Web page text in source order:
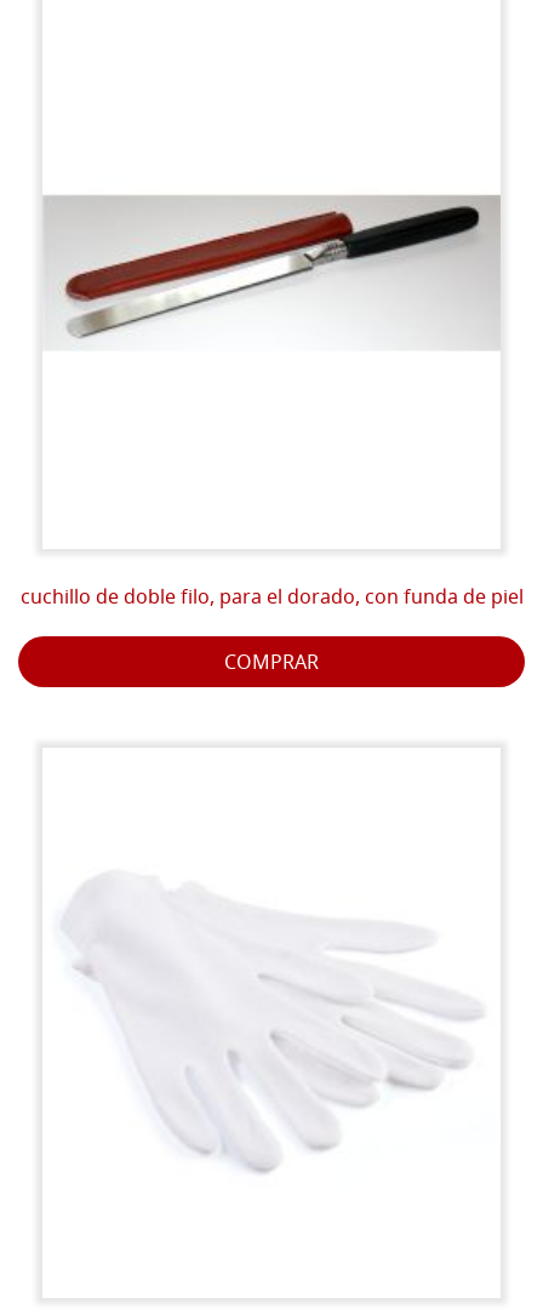
cuchillo de doble filo, para el dorado, con funda de piel
COMPRAR